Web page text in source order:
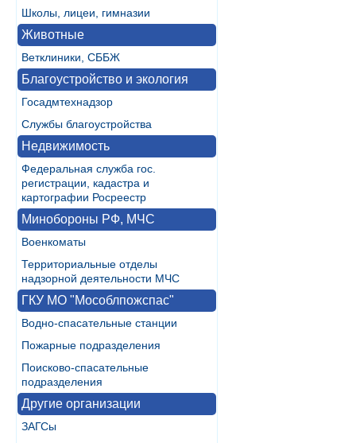
Школы, лицеи, гимназии
Животные
Ветклиники, СББЖ
Благоустройство и экология
Госадмтехнадзор
Службы благоустройства
Недвижимость
Федеральная служба гос.
регистрации, кадастра и
картографии Росреестр
Минобороны РФ, МЧС
Военкоматы
Территориальные отделы
надзорной деятельности МЧС
ГКУ МО "Мособлпожспас"
Водно-спасательные станции
Пожарные подразделения
Поисково-спасательные
подразделения
Другие организации
ЗАГСы